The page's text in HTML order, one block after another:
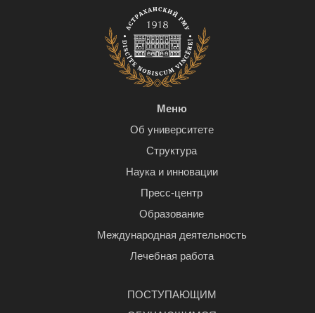
Меню
Об университете
Структура
Наука и инновации
Пресс-центр
Образование
Международная деятельность
Лечебная работа
ПОСТУПАЮЩИМ